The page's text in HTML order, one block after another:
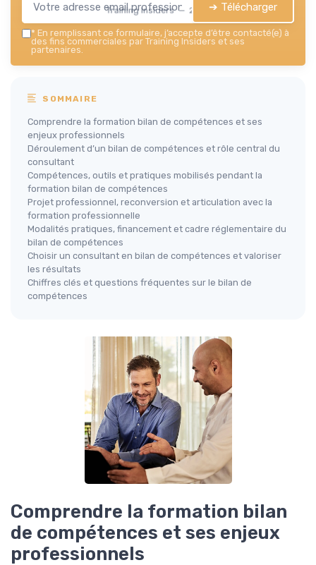
Training Insiders — 2026➔ Télécharger
* En remplissant ce formulaire, j’accepte d’être contacté(e) à
des fins commerciales par Training Insiders et ses
partenaires.
SOMMAIRE
Comprendre la formation bilan de compétences et ses
enjeux professionnels
Déroulement d’un bilan de compétences et rôle central du
consultant
Compétences, outils et pratiques mobilisés pendant la
formation bilan de compétences
Projet professionnel, reconversion et articulation avec la
formation professionnelle
Modalités pratiques, financement et cadre réglementaire du
bilan de compétences
Choisir un consultant en bilan de compétences et valoriser
les résultats
Chiffres clés et questions fréquentes sur le bilan de
compétences
Comprendre la formation bilan
de compétences et ses enjeux
professionnels